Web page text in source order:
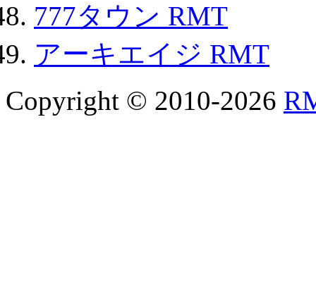
777タウン RMT
アーキエイジ RMT
Copyright © 2010-2026